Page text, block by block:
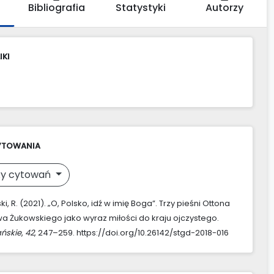
Bibliografia Statystyki Autorzy
cytowań
R. (2021). „O, Polsko, idź w imię Boga”. Trzy pieśni Ottona
Żukowskiego jako wyraz miłości do kraju ojczystego.
, 42, 247–259. https://doi.org/10.26142/stgd-2018-016